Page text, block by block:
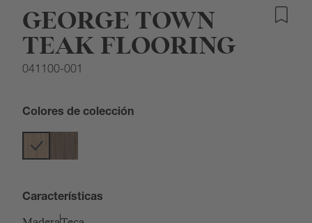
GEORGE TOWN
TEAK FLOORING
041100-001
Colores de colección
Características